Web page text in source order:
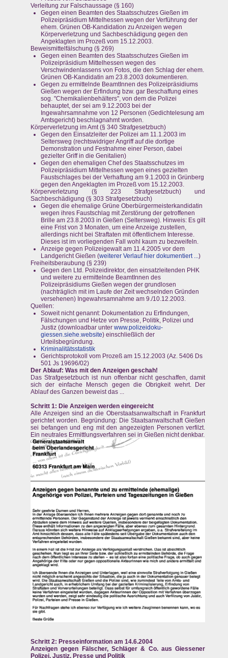
Verleitung zur Falschaussage (§ 160)
Gegen einen Beamten des Staatsschutzes Gießen im
Polizeipräsidium Mittelhessen wegen der Verführung der
ehem. Grünen OB-Kandidation zu Anzeigen wegen
Körperverletzung und Sachbeschädigung gegen den
Angeklagten im Prozeß vom 15.12.2003.
Beweismittelfälschung (§ 269)
Gegen einen Beamten des Staatsschutzes Gießen im
Polizeipräsidium Mittelhessen wegen des
Verschwindenlassens von Fotos, die den Schlag der ehem.
Grünen OB-Kandidatin am 23.8.2003 dokumentieren.
Gegen zu ermittelnde BeamtInnen des Polizeipräsidiums
Gießen wegen der Erfindung bzw. gar Beschaffung eines
sog. "Chemikalienbehälters", von dem die Polizei
behauptet, der sei am 9.12.2003 bei der
Ingewahrsamnahme von 12 Personen (Gedichtelesung am
Amtsgericht) beschlagnahmt worden.
Körperverletzung im Amt (§ 340 Strafgesetzbuch)
Gegen den Einsatzleiter der Polizei am 11.1.2003 im
Seltersweg (rechtswidriger Angriff auf die dortige
Demonstration und Festnahme einer Person, dabei
gezielter Griff in die Genitalien)
Gegen den ehemaligen Chef des Staatsschutzes im
Polizeipräsidium Mittelhessen wegen eines gezielten
Faustschlages bei der Verhaftung am 9.1.2003 in Grünberg
gegen den Angeklagten im Prozeß vom 15.12.2003.
Körperverletzung (§ 223 Strafgesetzbuch) und
Sachbeschädigung (§ 303 Strafgesetzbuch)
Gegen die ehemalige Grüne Oberbürgermeisterkandidatin
wegen ihres Faustschlag mit Zerstörung der getroffenen
Brille am 23.8.2003 in Gießen (Seltersweg). Hinweis: Es gilt
eine Frist von 3 Monaten, um eine Anzeige zustellen,
allerdings nicht bei Straftaten mit öffentlichem Interesse.
Dieses ist im vorliegenden Fall wohl kaum zu bezweifeln.
Anzeige gegen Polizeigewalt am 11.4.2005 vor dem
Landgericht Gießen (weiterer Verlauf hier dokumentiert ...)
Freiheitsberaubung (§ 239)
Gegen den Ltd. Polizeidirektor, den einsatzleitenden PHK
und weitere zu ermittelnde BeamtInnen des
Polizeipräsidiums Gießen wegen der grundlosen
(nachträglich mit im Laufe der Zeit wechselnden Gründen
versehenen) Ingewahrsamnahme am 9./10.12.2003.
Quellen:
Soweit nicht genannt: Dokumentation zu Erfindungen,
Fälschungen und Hetze von Presse, Politik, Polizei und
Justiz (downloadbar unter www.polizeidoku-
giessen.siehe.website) einschließlich der
Urteilsbegründung.
Kriminalitätsstatistik
Gerichtsprotokoll vom Prozeß am 15.12.2003 (Az. 5406 Ds
501 Js 19696/02)
Der Ablauf: Was mit den Anzeigen geschah!
Das Strafgesetzbuch ist nun offenbar nicht geschaffen, damit
sich der einfache Mensch gegen die Obrigkeit wehrt. Der
Ablauf des Ganzen beweist das ...
Schritt 1: Die Anzeigen werden eingereicht
Alle Anzeigen sind an die Oberstaatsanwaltschaft in Frankfurt
gerichtet worden. Begründung: Die Staatsanwaltschaft Gießen
sei befangen und eng mit den angezeigten Personen verfilzt.
Ein neutrales Ermittlungsverfahren sei in Gießen nicht denkbar.
Schritt 2: Presseinformation am 14.6.2004
Anzeigen gegen Fälscher, Schläger & Co. aus Giessener
Polizei, Justiz, Presse und Politik